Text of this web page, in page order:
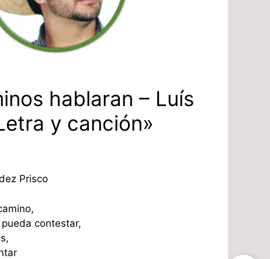
hablaran – Luís
y canción»
Prisco
contestar,